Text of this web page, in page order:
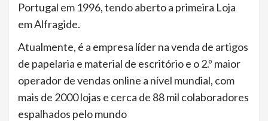
Portugal em 1996, tendo aberto a primeira Loja
em Alfragide.
Atualmente, é a empresa líder na venda de artigos
de papelaria e material de escritório e o 2.º maior
operador de vendas online a nível mundial, com
mais de 2000 lojas e cerca de 88 mil colaboradores
espalhados pelo mundo